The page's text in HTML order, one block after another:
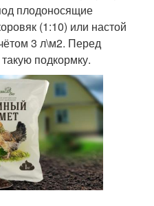
плодоносящие
(1:10) или настой
3 л\м2. Перед
подкормку.